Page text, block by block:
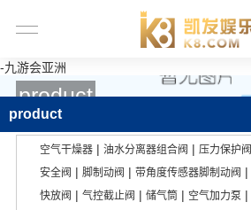
-九游会亚洲
product
product
空气干燥器| 油水分离器组合阀 | 压力保护阀
安全阀 | 脚制动阀 | 带角度传感器脚制动阀 |
快放阀 | 气控截止阀 | 储气筒| 空气加力泵|